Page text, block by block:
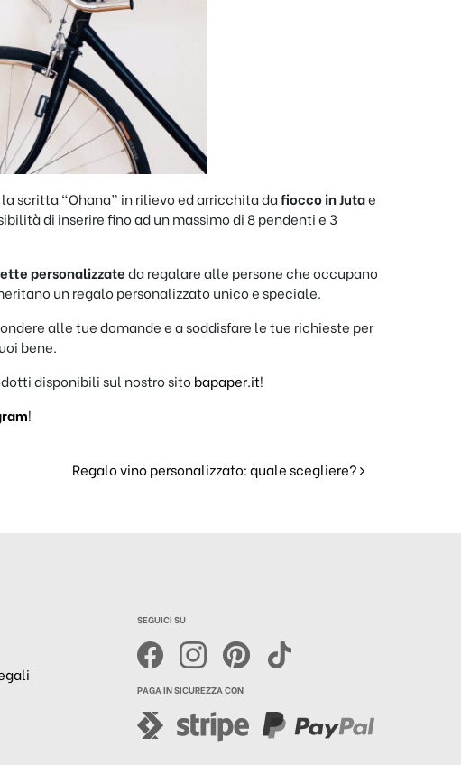
scritta “Ohana” in rilievo ed arricchita dafiocco in Jutae
di inserire fino ad un massimo di 8 pendenti e 3
personalizzateda regalare alle persone che occupano
un regalo personalizzato unico e speciale.
alle tue domande e a soddisfare le tue richieste per
bene.
disponibili sul nostro sito bapaper.it!
!
Regalo vino personalizzato: quale scegliere?
SEGUICI SU
PAGA IN SICUREZZA CON